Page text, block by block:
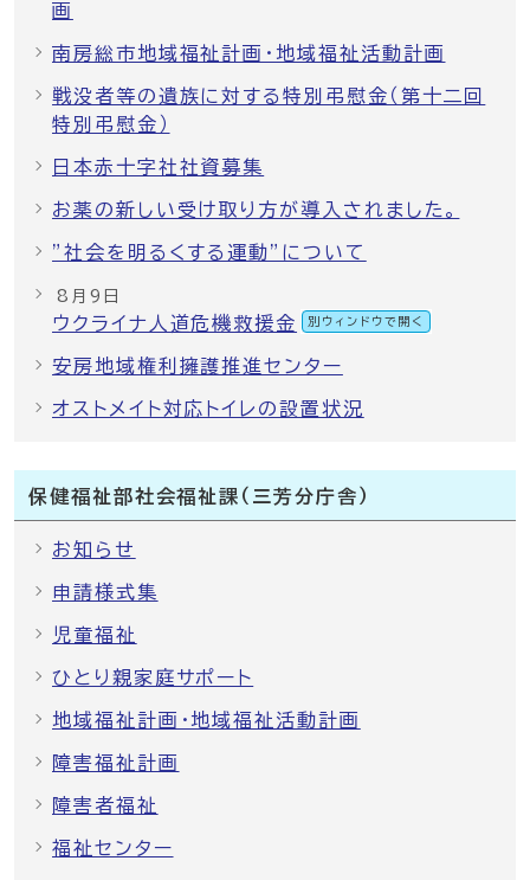
画
南房総市地域福祉計画・地域福祉活動計画
戦没者等の遺族に対する特別弔慰金（第十二回
特別弔慰金）
日本赤十字社社資募集
お薬の新しい受け取り方が導入されました。
”社会を明るくする運動”について
8月9日
ウクライナ人道危機救援金 別ウィンドウで開く
安房地域権利擁護推進センター
オストメイト対応トイレの設置状況
保健福祉部社会福祉課（三芳分庁舎）
お知らせ
申請様式集
児童福祉
ひとり親家庭サポート
地域福祉計画・地域福祉活動計画
障害福祉計画
障害者福祉
福祉センター